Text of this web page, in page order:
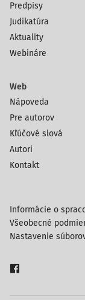
Predpisy
Judikatúra
Aktuality
Webináre
Web
Nápoveda
Pre autorov
Kľúčové slová
Autori
Kontakt
Informácie o
Všeobecné
Nastavenie